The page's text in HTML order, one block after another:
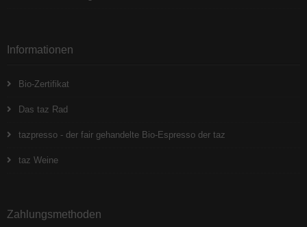
Informationen
Bio-Zertifikat
Das taz Rad
tazpresso - der fair gehandelte Bio-Espresso der taz
taz Weine
Zahlungsmethoden